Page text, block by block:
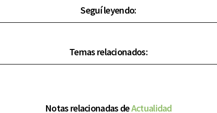
Seguí leyendo:
Temas relacionados:
Notas relacionadas deActualidad